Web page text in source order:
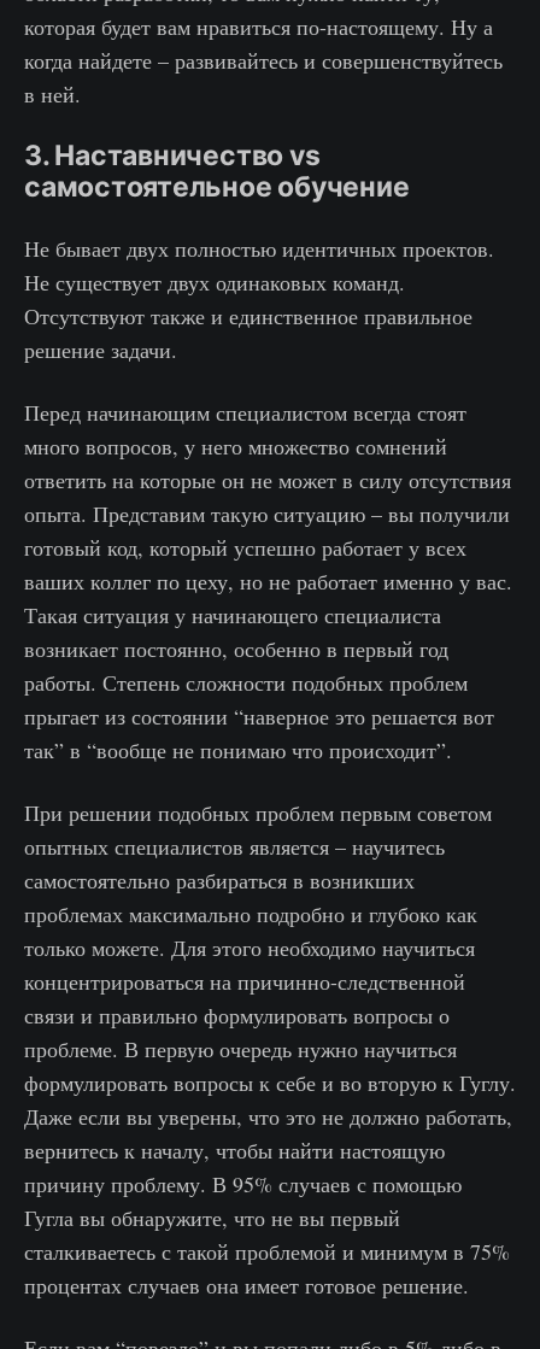
которая будет вам нравиться по-настоящему. Ну а
когда найдете – развивайтесь и совершенствуйтесь
в ней.
3. Наставничество vs
самостоятельное обучение
Не бывает двух полностью идентичных проектов.
Не существует двух одинаковых команд.
Отсутствуют также и единственное правильное
решение задачи.
Перед начинающим специалистом всегда стоят
много вопросов, у него множество сомнений
ответить на которые он не может в силу отсутствия
опыта. Представим такую ситуацию – вы получили
готовый код, который успешно работает у всех
ваших коллег по цеху, но не работает именно у вас.
Такая ситуация у начинающего специалиста
возникает постоянно, особенно в первый год
работы. Степень сложности подобных проблем
прыгает из состоянии “наверное это решается вот
так” в “вообще не понимаю что происходит”.
При решении подобных проблем первым советом
опытных специалистов является – научитесь
самостоятельно разбираться в возникших
проблемах максимально подробно и глубоко как
только можете. Для этого необходимо научиться
концентрироваться на причинно-следственной
связи и правильно формулировать вопросы о
проблеме. В первую очередь нужно научиться
формулировать вопросы к себе и во вторую к Гуглу.
Даже если вы уверены, что это не должно работать,
вернитесь к началу, чтобы найти настоящую
причину проблему. В 95% случаев с помощью
Гугла вы обнаружите, что не вы первый
сталкиваетесь с такой проблемой и минимум в 75%
процентах случаев она имеет готовое решение.